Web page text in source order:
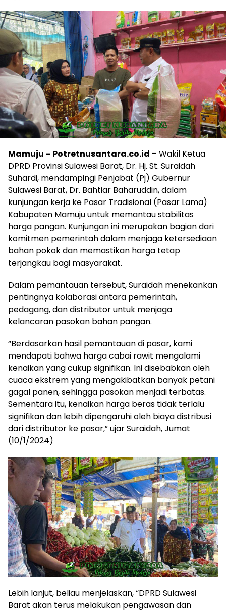
Mamuju – Potretnusantara.co.id – Wakil Ketua
DPRD Provinsi Sulawesi Barat, Dr. Hj. St. Suraidah
Suhardi, mendampingi Penjabat (Pj) Gubernur
Sulawesi Barat, Dr. Bahtiar Baharuddin, dalam
kunjungan kerja ke Pasar Tradisional (Pasar Lama)
Kabupaten Mamuju untuk memantau stabilitas
harga pangan. Kunjungan ini merupakan bagian dari
komitmen pemerintah dalam menjaga ketersediaan
bahan pokok dan memastikan harga tetap
terjangkau bagi masyarakat.
Dalam pemantauan tersebut, Suraidah menekankan
pentingnya kolaborasi antara pemerintah,
pedagang, dan distributor untuk menjaga
kelancaran pasokan bahan pangan.
“Berdasarkan hasil pemantauan di pasar, kami
mendapati bahwa harga cabai rawit mengalami
kenaikan yang cukup signifikan. Ini disebabkan oleh
cuaca ekstrem yang mengakibatkan banyak petani
gagal panen, sehingga pasokan menjadi terbatas.
Sementara itu, kenaikan harga beras tidak terlalu
signifikan dan lebih dipengaruhi oleh biaya distribusi
dari distributor ke pasar,” ujar Suraidah, Jumat
(10/1/2024)
Lebih lanjut, beliau menjelaskan, “DPRD Sulawesi
Barat akan terus melakukan pengawasan dan